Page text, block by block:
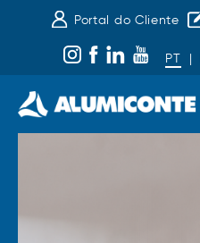
Portal do Cliente
PT
|